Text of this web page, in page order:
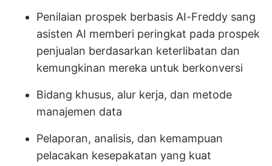
Penilaian prospek berbasis AI-Freddy sang
asisten AI memberi peringkat pada prospek
penjualan berdasarkan keterlibatan dan
kemungkinan mereka untuk berkonversi
Bidang khusus, alur kerja, dan metode
manajemen data
Pelaporan, analisis, dan kemampuan
pelacakan kesepakatan yang kuat